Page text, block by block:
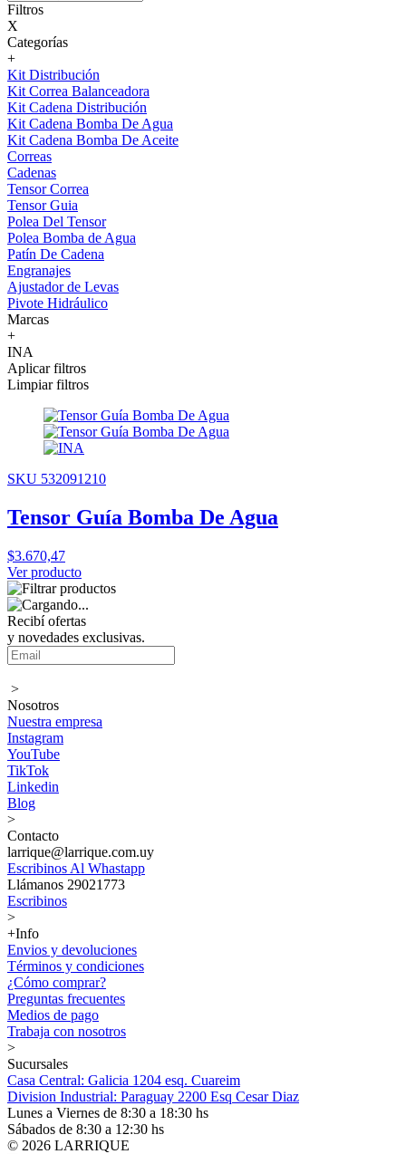
Filtros
X
Categorías
+
Kit Distribución
Kit Correa Balanceadora
Kit Cadena Distribución
Kit Cadena Bomba De Agua
Kit Cadena Bomba De Aceite
Correas
Cadenas
Tensor Correa
Tensor Guia
Polea Del Tensor
Polea Bomba de Agua
Patín De Cadena
Engranajes
Ajustador de Levas
Pivote Hidráulico
Marcas
+
INA
Aplicar filtros
Limpiar filtros
SKU 532091210
Tensor Guía Bomba De Agua
$3.670,47
Ver producto
Recibí ofertas
y novedades exclusivas.
>
Nosotros
Nuestra empresa
Instagram
YouTube
TikTok
Linkedin
Blog
>
Contacto
larrique@larrique.com.uy
Escribinos Al Whastapp
Llámanos 29021773
Escribinos
>
+Info
Envios y devoluciones
Términos y condiciones
¿Cómo comprar?
Preguntas frecuentes
Medios de pago
Trabaja con nosotros
>
Sucursales
Casa Central: Galicia 1204 esq. Cuareim
Division Industrial: Paraguay 2200 Esq Cesar Diaz
Lunes a Viernes de 8:30 a 18:30 hs
Sábados de 8:30 a 12:30 hs
© 2026 LARRIQUE